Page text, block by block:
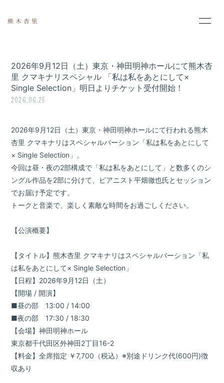
PROFILE
MOVIE
PHOTO
DISCOGRAPHY
会員登録 ログイン
2026年9月12日（土）東京・神田明神ホールにて熊木杏
里 クマキナリスペシャル 「私は私をあとにして×
Single Selection」明日よりチケット受付開始！
2026.06.25
2026年9月12日（土）東京・神田明神ホールにて行われる熊木
杏里 クマキナリはスペシャルバーション「私は私をあとにして
× Single Selection」。
今回は昼・夜の2部構成で「私は私をあとにして」と数多くのシ
ングル作品を2部に分けて、ピアニスト平畑徹也氏とセッション
でお届け予定です。
トークと音楽で、楽しく素敵な時間をお過ごしください。
【公演概要】
【タイトル】熊木杏里 クマキナリはスペシャルバーション「私
は私をあとにして× Single Selection」
【日程】2026年9月12日（土）
【開場 / 開演】
■昼の部 13:00 / 14:00
■夜の部 17:30 / 18:30
【会場】神田明神ホール
東京都千代田区外神田2丁目16-2
【料金】全席指定 ￥7,700（税込）※別途ドリンク代(600円)徴
収あり